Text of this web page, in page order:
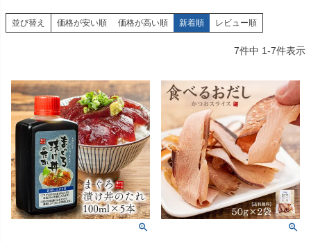
並び替え 価格が安い順 価格が高い順 新着順 レビュー順
7件中 1-7件表示